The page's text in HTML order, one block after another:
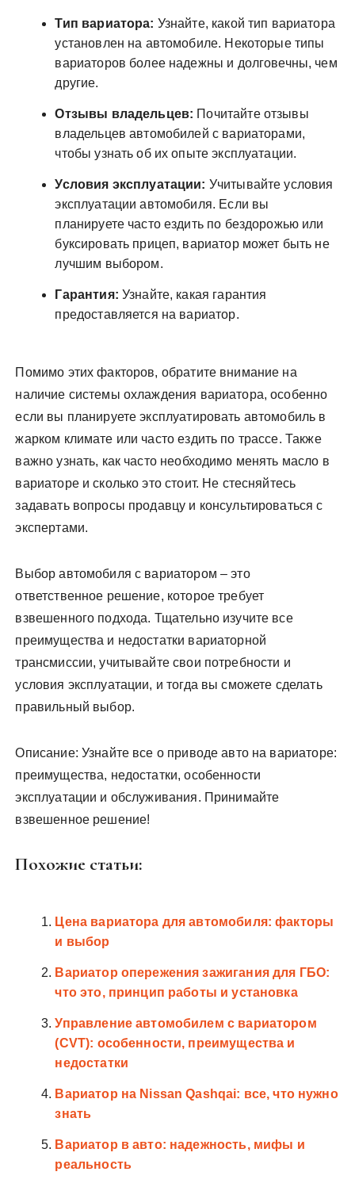
Тип вариатора: Узнайте, какой тип вариатора
установлен на автомобиле. Некоторые типы
вариаторов более надежны и долговечны, чем
другие.
Отзывы владельцев: Почитайте отзывы
владельцев автомобилей с вариаторами,
чтобы узнать об их опыте эксплуатации.
Условия эксплуатации: Учитывайте условия
эксплуатации автомобиля. Если вы
планируете часто ездить по бездорожью или
буксировать прицеп, вариатор может быть не
лучшим выбором.
Гарантия: Узнайте, какая гарантия
предоставляется на вариатор.
Помимо этих факторов, обратите внимание на
наличие системы охлаждения вариатора, особенно
если вы планируете эксплуатировать автомобиль в
жарком климате или часто ездить по трассе. Также
важно узнать, как часто необходимо менять масло в
вариаторе и сколько это стоит. Не стесняйтесь
задавать вопросы продавцу и консультироваться с
экспертами.
Выбор автомобиля с вариатором – это
ответственное решение, которое требует
взвешенного подхода. Тщательно изучите все
преимущества и недостатки вариаторной
трансмиссии, учитывайте свои потребности и
условия эксплуатации, и тогда вы сможете сделать
правильный выбор.
Описание: Узнайте все о приводе авто на вариаторе:
преимущества, недостатки, особенности
эксплуатации и обслуживания. Принимайте
взвешенное решение!
Похожие статьи:
Цена вариатора для автомобиля: факторы
и выбор
Вариатор опережения зажигания для ГБО:
что это, принцип работы и установка
Управление автомобилем с вариатором
(CVT): особенности, преимущества и
недостатки
Вариатор на Nissan Qashqai: все, что нужно
знать
Вариатор в авто: надежность, мифы и
реальность